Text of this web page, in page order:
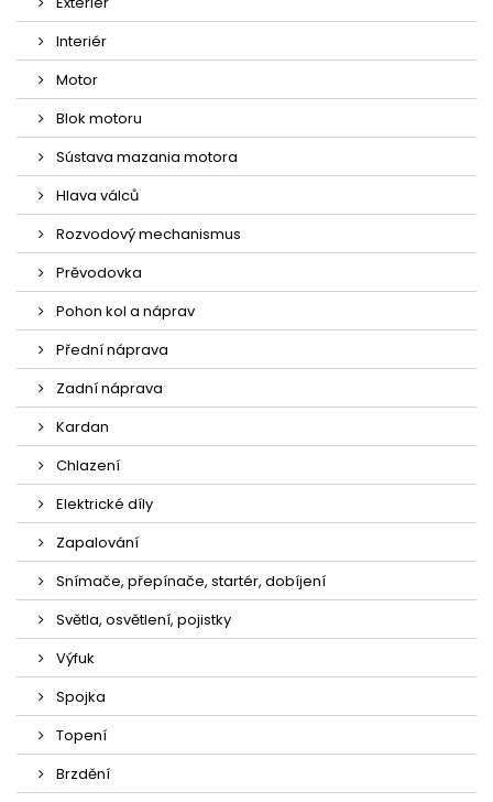
Interiér
Motor
Blok motoru
Sústava mazania motora
Hlava válců
Rozvodový mechanismus
Prěvodovka
Pohon kol a náprav
Přední náprava
Zadní náprava
Kardan
Chlazení
Elektrické díly
Zapalování
Snímače, přepínače, startér, dobíjení
Světla, osvětlení, pojistky
Výfuk
Spojka
Topení
Brzdění